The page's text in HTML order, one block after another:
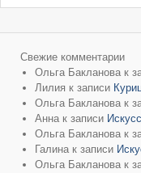
Свежие комментарии
Ольга Бакланова к
Лилия к записи
Ольга Бакланова к
Анна к записи
Ольга Бакланова к
Галина к записи
Ольга Бакланова к